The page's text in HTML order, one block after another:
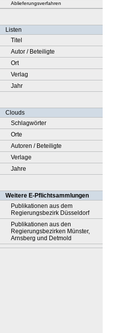
Ablieferungsverfahren
Listen
Titel
Autor / Beteiligte
Ort
Verlag
Jahr
Clouds
Schlagwörter
Orte
Autoren / Beteiligte
Verlage
Jahre
Weitere E-Pflichtsammlungen
Publikationen aus dem
Regierungsbezirk Düsseldorf
Publikationen aus den
Regierungsbezirken Münster,
Arnsberg und Detmold